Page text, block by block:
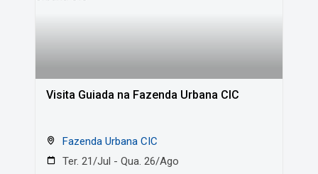
Visita Guiada na Fazenda Urbana CIC
Fazenda Urbana CIC
Ter. 21/Jul - Qua. 26/Ago